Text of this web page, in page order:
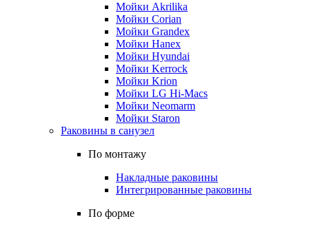
Мойки Akrilika
Мойки Corian
Мойки Grandex
Мойки Hanex
Мойки Hyundai
Мойки Kerrock
Мойки Krion
Мойки LG Hi-Macs
Мойки Neomarm
Мойки Staron
Раковины в санузел
По монтажу
Накладные раковины
Интегрированные раковины
По форме